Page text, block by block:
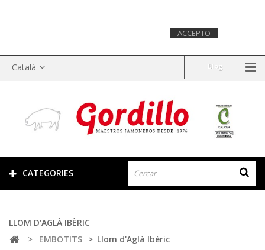
Català Blog
CATEGORIES
LLOM D'AGLÀ IBÈRIC
>
EMBOTITS > Llom d'Aglà Ibèric
ACCEPTO